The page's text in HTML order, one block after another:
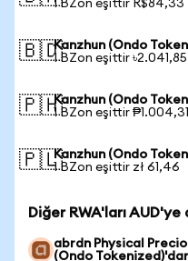
1 BZon eşittir R$84,33
🇧🇩Kanzhun (Ondo
1 BZon eşittir ৳2.041,85
🇵🇭Kanzhun (Ondo
1 BZon eşittir ₱1.004,31
🇵🇱Kanzhun (Ondo
1 BZon eşittir zł 61,46
Diğer RWA'ları
abrdn Physical
(Ondo